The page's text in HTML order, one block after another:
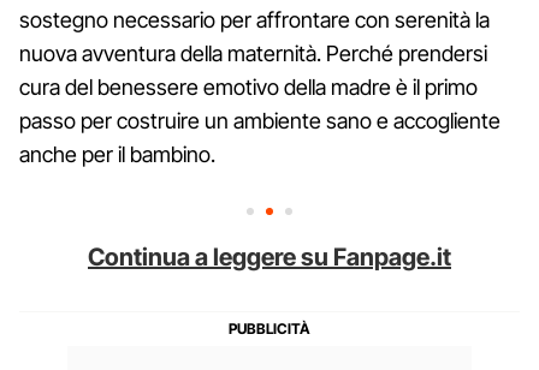
sostegno necessario per affrontare con serenità la
nuova avventura della maternità. Perché prendersi
cura del benessere emotivo della madre è il primo
passo per costruire un ambiente sano e accogliente
anche per il bambino.
Continua a leggere su Fanpage.it